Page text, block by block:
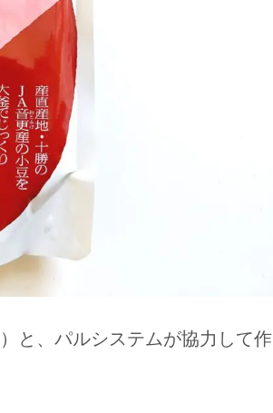
と、パルシステムが協力して作